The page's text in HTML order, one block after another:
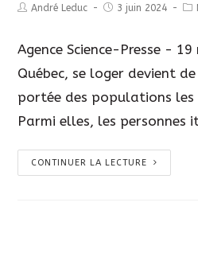
André Leduc 3 juin 2024
Agence Science-Presse -
Québec, se loger devient
portée des populations les
Parmi elles, les personnes
CONTINUER LA LECTURE